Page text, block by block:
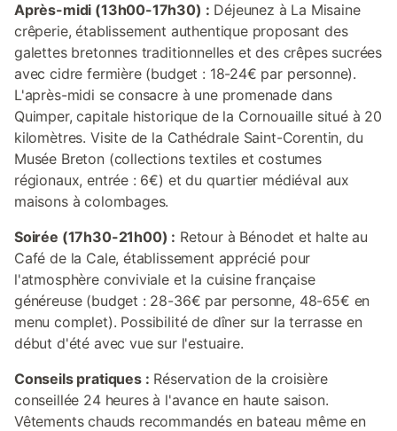
Après-midi (13h00-17h30) : Déjeunez à La Misaine
crêperie, établissement authentique proposant des
galettes bretonnes traditionnelles et des crêpes sucrées
avec cidre fermière (budget : 18-24€ par personne).
L'après-midi se consacre à une promenade dans
Quimper, capitale historique de la Cornouaille situé à 20
kilomètres. Visite de la Cathédrale Saint-Corentin, du
Musée Breton (collections textiles et costumes
régionaux, entrée : 6€) et du quartier médiéval aux
maisons à colombages.
Soirée (17h30-21h00) : Retour à Bénodet et halte au
Café de la Cale, établissement apprécié pour
l'atmosphère conviviale et la cuisine française
généreuse (budget : 28-36€ par personne, 48-65€ en
menu complet). Possibilité de dîner sur la terrasse en
début d'été avec vue sur l'estuaire.
Conseils pratiques : Réservation de la croisière
conseillée 24 heures à l'avance en haute saison.
Vêtements chauds recommandés en bateau même en